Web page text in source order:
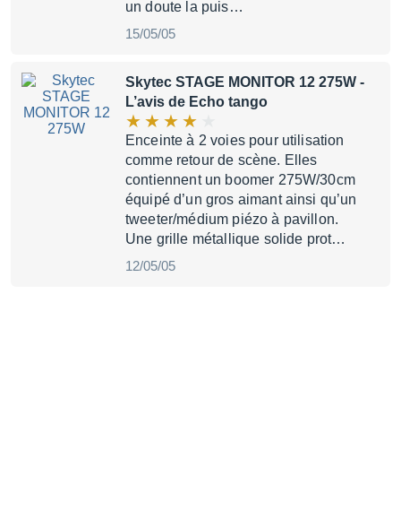
un doute la puis…
15/05/05
Skytec STAGE MONITOR 12 275W -
L’avis de Echo tango
Enceinte à 2 voies pour utilisation
comme retour de scène. Elles
contiennent un boomer 275W/30cm
équipé d’un gros aimant ainsi qu’un
tweeter/médium piézo à pavillon.
Une grille métallique solide prot…
12/05/05